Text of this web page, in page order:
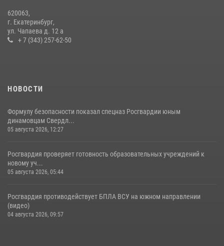
турнире по хоккею
14 июля 2026, 11:06
620063,
г. Екатеринбург,
ул. Чапаева д. 12 а
+ 7 (343) 257-62-50
НОВОСТИ
Формулу безопасности показал спецназ Росгвардии юным
динамовцам Свердл...
05 августа 2026, 12:27
Росгвардия проверяет готовность образовательных учреждений к
новому уч...
05 августа 2026, 05:44
Росгвардия противодействует БПЛА ВСУ на южном направлении
(видео)
04 августа 2026, 09:57